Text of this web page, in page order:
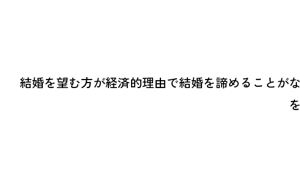
結婚を望む方が経済的理由で結婚を諦めることが